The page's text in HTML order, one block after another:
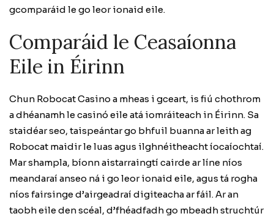
gcomparáid le go leor ionaid eile.
Comparáid le Ceasaíonna
Eile in Éirinn
Chun Robocat Casino a mheas i gceart, is fiú chothrom
a dhéanamh le casinó eile atá iomráiteach in Éirinn. Sa
staidéar seo, taispeántar go bhfuil buanna ar leith ag
Robocat maidir le luas agus ilghnéitheacht íocaíochtaí.
Mar shampla, bíonn aistarraingtí cairde ar líne níos
meandaraí anseo ná i go leor ionaid eile, agus tá rogha
níos fairsinge d’airgeadraí digiteacha ar fáil. Ar an
taobh eile den scéal, d’fhéadfadh go mbeadh struchtúr